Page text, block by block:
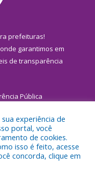
prefeituras!
garantimos em
de transparência
Pública
Municipal de
experiência de
portal, você
de cookies.
isso é feito, acesse
concorda, clique em